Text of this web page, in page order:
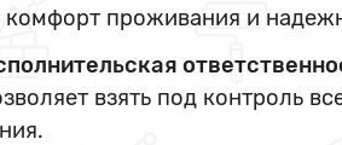
комфорт проживания и
взять под контроль